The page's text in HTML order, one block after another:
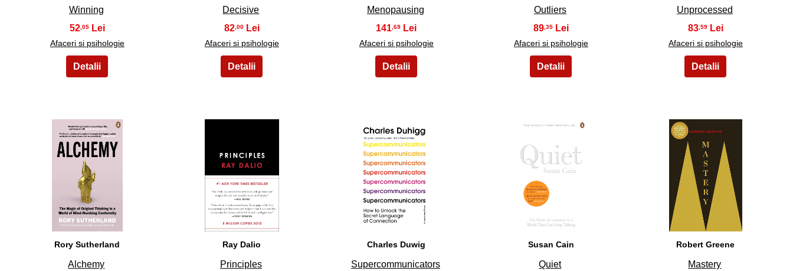
Winning
52 ,05
Afaceri si psihologie
Decisive
82 ,00
Afaceri si psihologie
Menopausing
141 ,69
Afaceri si psihologie
Outliers
89,35
Afaceri si psihologie
Unprocessed
83 ,59
Afaceri si psihologie
16
Rory Sutherland
Alchemy
Ray Dalio
Principles
18
Charles Duwig
Supercommunicators
19
Susan Cain
Quiet
20
Robert Greene
Mastery